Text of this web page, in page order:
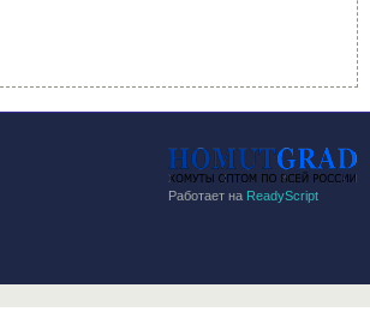
Работает на ReadyScript